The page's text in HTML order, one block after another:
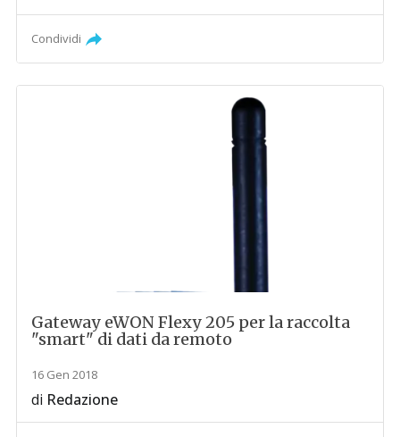
Condividi
Gateway eWON Flexy 205 per la raccolta
"smart" di dati da remoto
16 Gen 2018
di Redazione